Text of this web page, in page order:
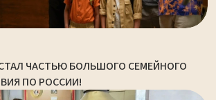
ЧАСТЬЮ БОЛЬШОГО СЕМЕЙНОГО
ПО РОССИИ!